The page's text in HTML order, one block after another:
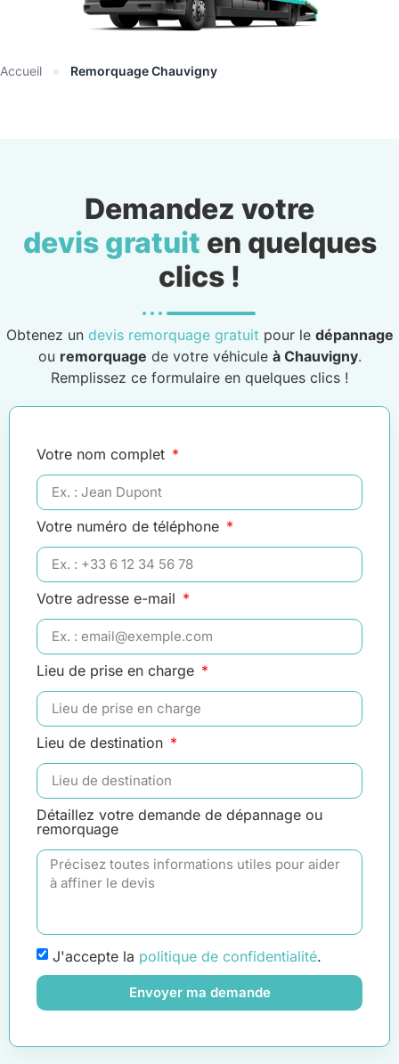
Accueil » Remorquage Chauvigny
Demandez votre
devis gratuit en quelques
clics !
Obtenez un devis remorquage gratuit pour le dépannage
ou remorquage de votre véhicule à Chauvigny.
Remplissez ce formulaire en quelques clics !
Votre nom complet
Votre numéro de téléphone
Votre adresse e-mail
Lieu de prise en charge
Lieu de destination
Détaillez votre demande de dépannage ou
remorquage
J'accepte la politique de confidentialité.
Envoyer ma demande